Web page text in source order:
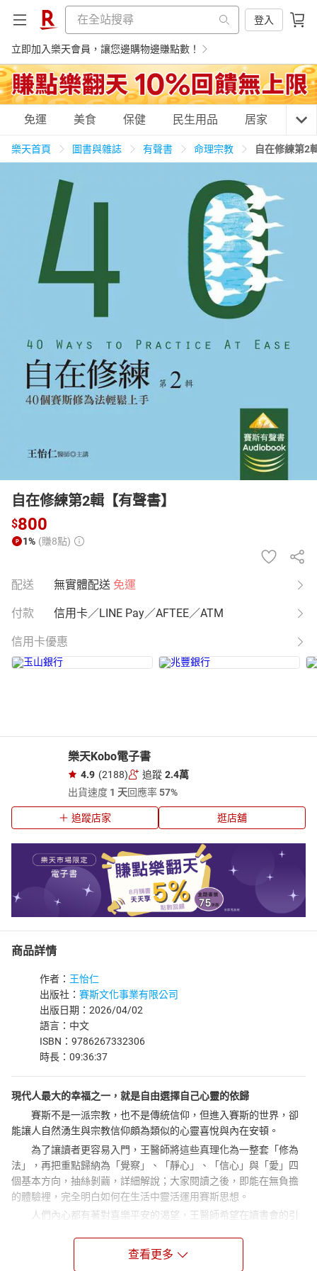
登入
立即加入樂天會員，讓您邊購物邊賺點數！
購物網分類
天天免運 養生保健 民生用品
居家生活 運動休閒 親子玩具
化妝保養 情趣用品
日本購物 電子/紙本書
HOT
免運 美食 保健 民生用品 居家 3C
樂天首頁 圖書與雜誌 有聲書 命理宗教 自在修練第2
自在修練第2輯【有聲書】
$800
1% (賺8點)
配送 無實體配送 免運
付款 信用卡／LINE Pay／AFTEE／ATM
信用卡優惠
樂天Kobo電子書
4.9 (2188) 追蹤 2.4萬
出貨速度 1 天回應率57%
追蹤店家 逛店舖
商品詳情
作者： 王怡仁
出版社： 賽斯文化事業有限公司
出版日期：2026/04/02
語言：中文
ISBN：9786267332306
時長：09:36:37
現代人最大的幸福之一，就是自由選擇自己心靈的依歸
賽斯不是一派宗教，也不是傳統信仰，但進入賽斯的世界，卻
能讓人自然湧生與宗教信仰頗為類似的心靈喜悅與內在安頓。
為了讓讀者更容易入門，王醫師將這些真理化為一整套「修為
法」，再把重點歸納為「覺察」、「靜心」、「信心」與「愛」四
個基本方向，抽絲剝繭，詳細解說；大家閱讀之後，即能在無負擔
的體驗裡，完全明白如何在生活中靈活運用賽斯思想。
人們內心都有著對喜樂平安的渴望，王醫師希望在讀書會的引
與平安。期盼有越來越多朋友，一起進入賽斯的「喜悅之道」，活
出幸福健康的每一天！音檔即是王醫師親自講解的精彩內容結集。
查看更多